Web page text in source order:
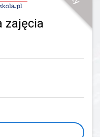
zajęcia